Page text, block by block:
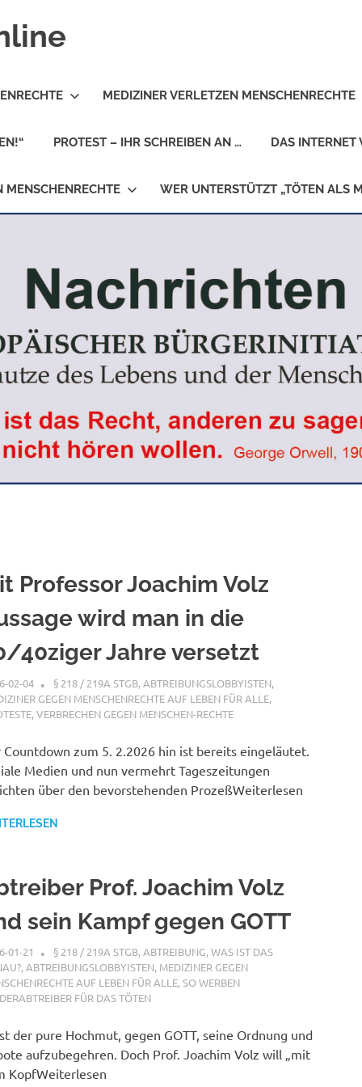
MEDIZINER VERLETZEN MENSCHENRECHTE
PROTEST – IHR SCHREIBEN AN … DAS INTERNET
MENSCHENRECHTE WER UNTERSTÜTZT „TÖTEN ALS
Professor Joachim Volz
wird man in die
40ziger Jahre versetzt
02-04 XX
§ 218 / 219A STGB,ABTREIBUNGSLOBBYISTEN,
GEGEN MENSCHENRECHTE AUF LEBEN FÜR ALLE,
,VERBRECHEN GEGEN MENSCHEN-RECHTE
Countdown zum 5. 2.2026 hin ist bereits eingeläutet.
Medien und nun vermehrt Tageszeitungen
über den bevorstehenden ProzeßWeiterlesen
Prof. Joachim Volz
sein Kampf gegen GOTT
01-21 XX
§ 218 / 219A STGB,ABTREIBUNG, WAS IST DAS
,ABTREIBUNGSLOBBYISTEN, MEDIZINER GEGEN
AUF LEBEN FÜR ALLE,SO WERBEN
FÜR DAS TÖTEN
der pure Hochmut, gegen GOTT, seine Ordnung und
aufzubegehren. Doch Prof. Joachim Volz will „mit
KopfWeiterlesen